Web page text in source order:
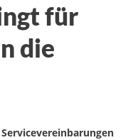
für
die